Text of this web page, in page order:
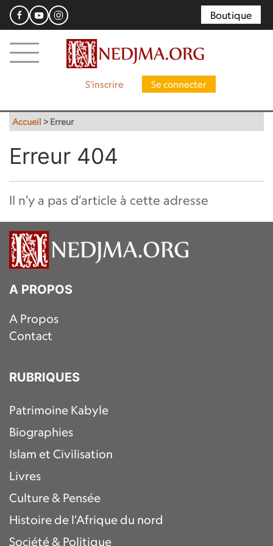
Boutique
S'inscrire Se connecter
Accueil > Erreur
Erreur 404
Il n’y a pas d’article à cette adresse
A PROPOS
A Propos
Contact
RUBRIQUES
Patrimoine Kabyle
Biographies
Islam et Civilisation
Livres
Culture & Pensée
Histoire de l’Afrique du nord
Société & Politique